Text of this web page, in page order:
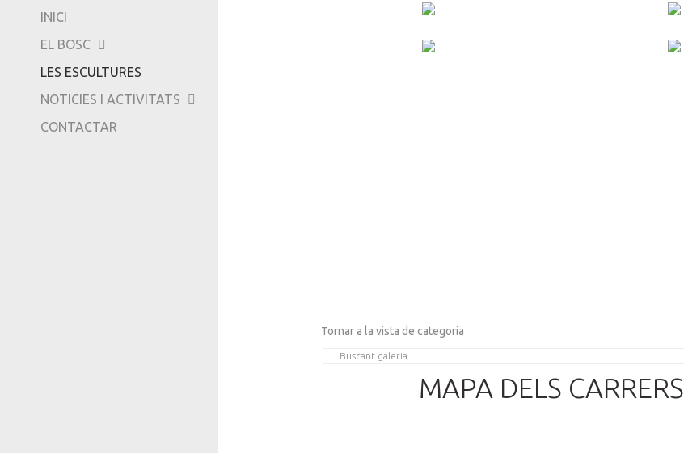
INICI
EL BOSC
LES ESCULTURES
NOTICIES I ACTIVITATS
CONTACTAR
Tornar a la vista de categoria
MAPA DELS CARRERS